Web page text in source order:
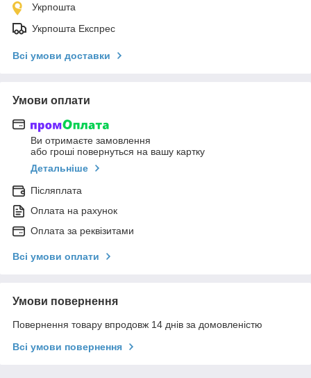
Укрпошта
Укрпошта Експрес
Всі умови доставки
Умови оплати
Ви отримаєте замовлення
або гроші повернуться на вашу картку
Детальніше
Післяплата
Оплата на рахунок
Оплата за реквізитами
Всі умови оплати
Умови повернення
Повернення товару впродовж 14 днів за домовленістю
Всі умови повернення